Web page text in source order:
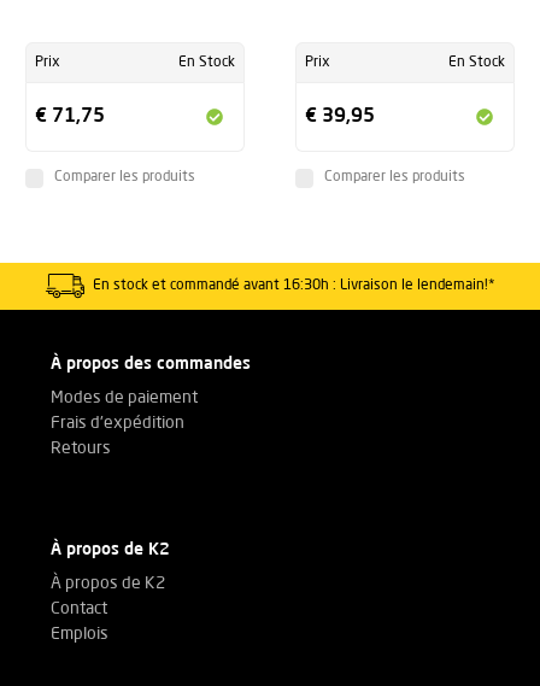
Prix En Stock
€ 71,75
Comparer les produits
Prix En Stock
€ 39,95
Comparer les produits
En stock et commandé avant 16:30h : Livraison le lendemain!*
À propos des commandes
Modes de paiement
Frais d'expédition
Retours
À propos de K2
À propos de K2
Contact
Emplois